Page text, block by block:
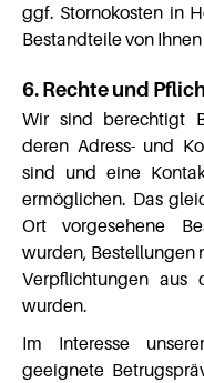
ggf. Stornokosten in
Bestandteile von
6. Rechte und
Wir sind berechtigt
deren Adress- und
sind und eine
ermöglichen. Das
Ort vorgesehene
wurden, Bestellungen
Verpflichtungen aus
wurden.
Im Interesse
geeignete